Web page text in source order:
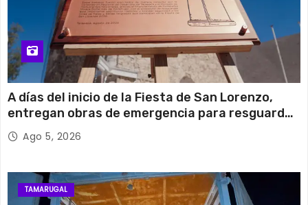
A días del inicio de la Fiesta de San Lorenzo,
entregan obras de emergencia para resguardar
su histórico campanario
Ago 5, 2026
TAMARUGAL